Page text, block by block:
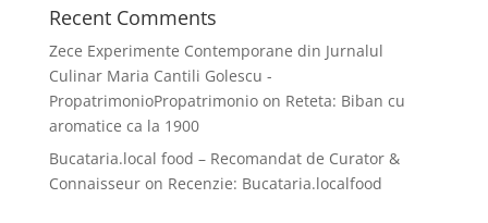
Recent Comments
Zece Experimente Contemporane din Jurnalul
Culinar Maria Cantili Golescu -
PropatrimonioPropatrimonioon Reteta: Biban cu
aromatice ca la 1900
Bucataria.local food – Recomandat de Curator &
Connaisseuron Recenzie: Bucataria.localfood